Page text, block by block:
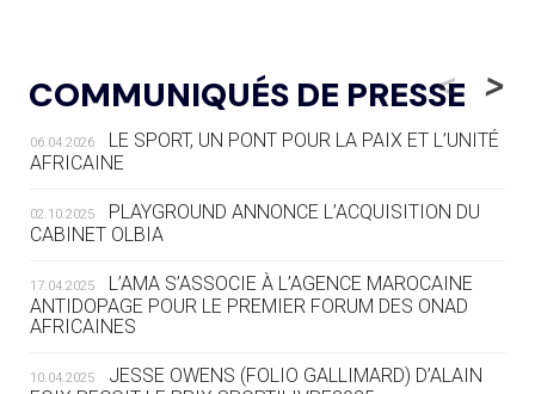
LE RÊVE DE VOIR LA LUGE ALPINE
AUX JO « N'EST PAS FINI »
05.08 — TIR À L'ARC
DES MONDIAUX À BRISBANE SUR LA
ROUTE DES JO 2032
LE VILLAGE OLYMPIQUE DES ARAVIS
SE DESSINE
LE COJOP A TROUVÉ SON VILLAGE
COMMUNIQUÉS DE PRESSE
<
06.04.2026
LE SPORT, UN PONT POUR LA PAIX ET L’UNITÉ
AFRICAINE
02.10.2025
PLAYGROUND ANNONCE L’ACQUISITION DU
CABINET OLBIA
17.04.2025
L’AMA S’ASSOCIE À L’AGENCE MAROCAINE
ANTIDOPAGE POUR LE PREMIER FORUM DES ONAD
AFRICAINES
10.04.2025
JESSE OWENS (FOLIO GALLIMARD) D’ALAIN
>